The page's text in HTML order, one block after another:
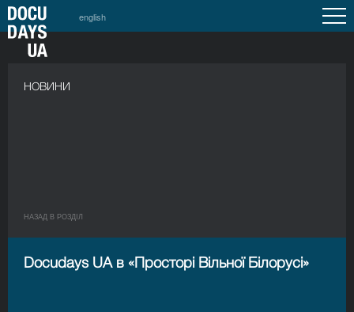
english
НОВИНИ
НАЗАД В РОЗДIЛ
Docudays UA в «Просторі Вільної Білорусі»